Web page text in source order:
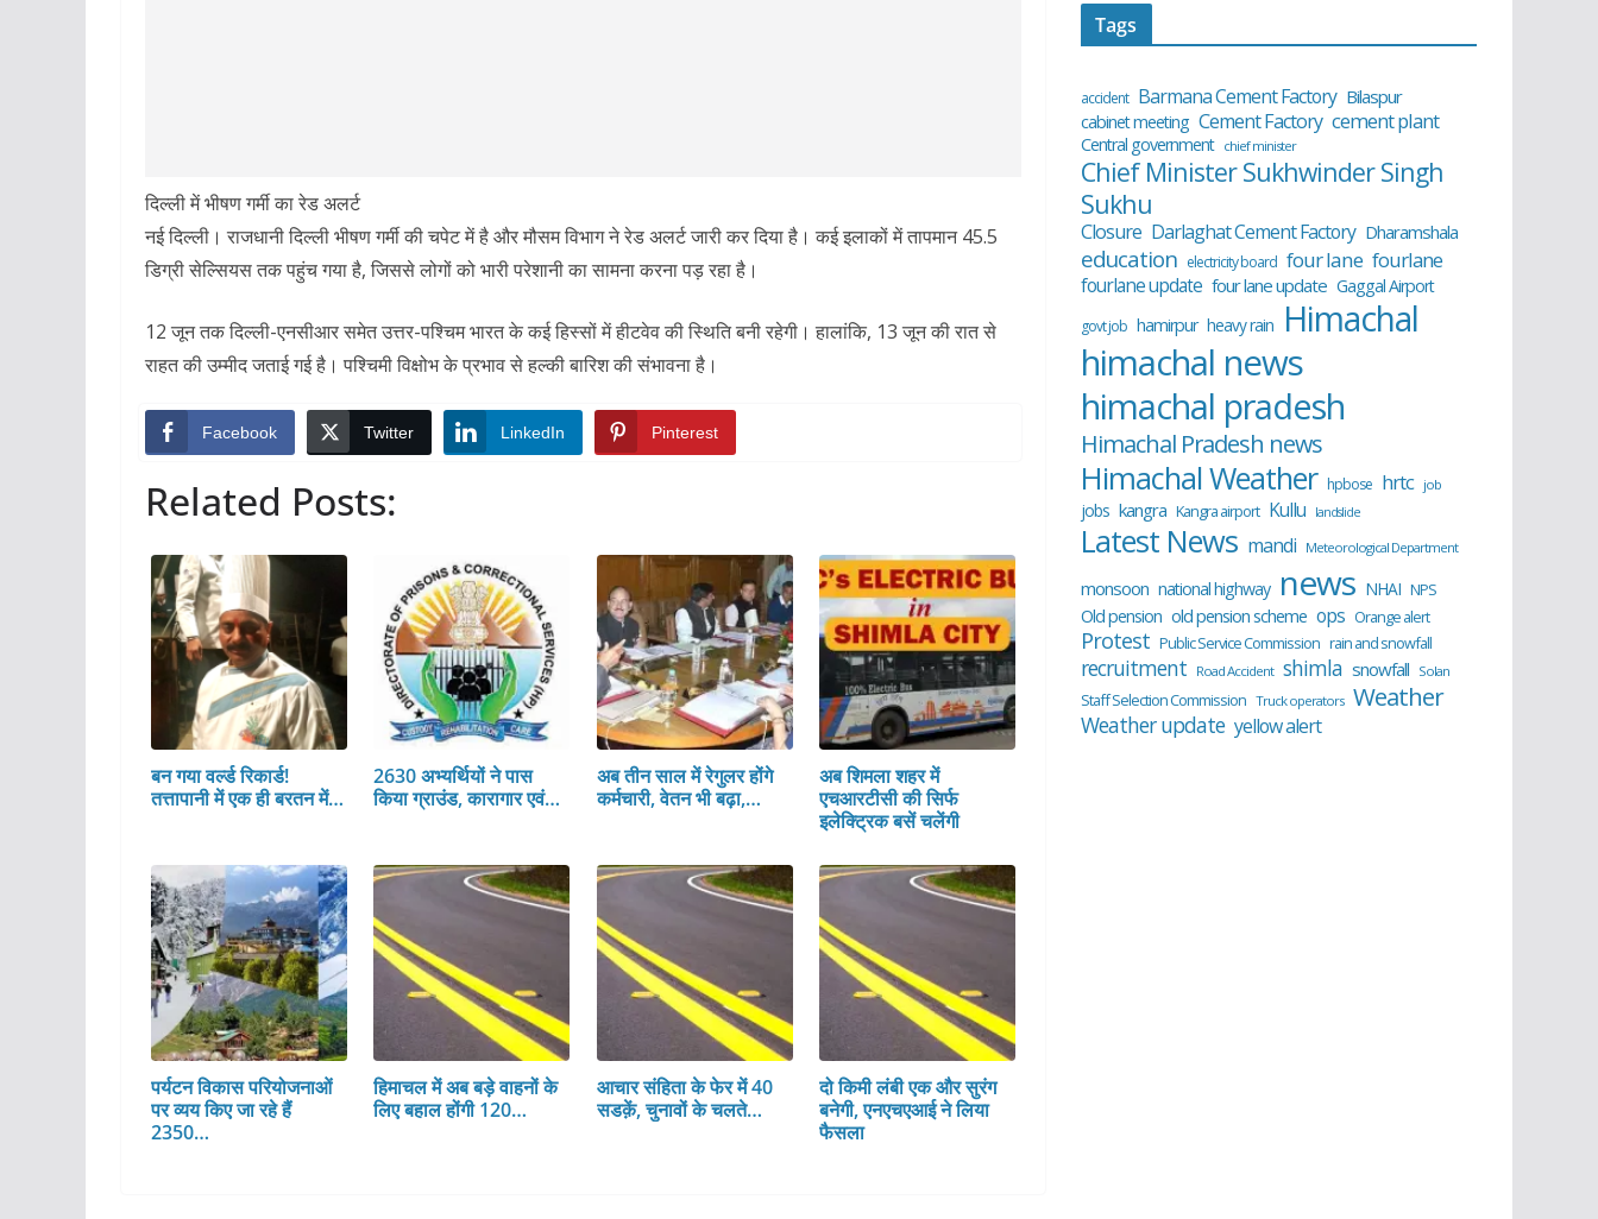
दिल्ली में भीषण गर्मी का रेड अलर्ट
नई दिल्ली। राजधानी दिल्ली भीषण गर्मी की चपेट में है और मौसम विभाग ने रेड अलर्ट जारी कर दिया है। कई इलाकों में तापमान 45.5
डिग्री सेल्सियस तक पहुंच गया है, जिससे लोगों को भारी परेशानी का सामना करना पड़ रहा है।
12 जून तक दिल्ली-एनसीआर समेत उत्तर-पश्चिम भारत के कई हिस्सों में हीटवेव की स्थिति बनी रहेगी। हालांकि, 13 जून की रात से
राहत की उम्मीद जताई गई है। पश्चिमी विक्षोभ के प्रभाव से हल्की बारिश की संभावना है।
Facebook Twitter LinkedIn Pinterest
Related Posts:
बन गया वर्ल्ड रिकार्ड!
तत्तापानी में एक ही बरतन में…
2630 अभ्यर्थियों ने पास
किया ग्राउंड, कारागार एवं…
अब तीन साल में रेगुलर होंगे
कर्मचारी, वेतन भी बढ़ा,…
अब शिमला शहर में
एचआरटीसी की सिर्फ
इलेक्ट्रिक बसें चलेंगी
पर्यटन विकास परियोजनाओं
पर व्यय किए जा रहे हैं
2350…
हिमाचल में अब बड़े वाहनों के
लिए बहाल होंगी 120…
आचार संहिता के फेर में 40
सडक़ें, चुनावों के चलते…
दो किमी लंबी एक और सुरंग
बनेगी, एनएचएआई ने लिया
फैसला
Tags
accident Barmana Cement Factory Bilaspur
cabinet meeting Cement Factory cement plant
Central government chief minister
Chief Minister Sukhwinder Singh
Sukhu
Closure Darlaghat Cement Factory Dharamshala
education electricity board four lane fourlane
fourlane update four lane update Gaggal Airport
govt job hamirpur heavy rain Himachal
himachal news
himachal pradesh
Himachal Pradesh news
Himachal Weather hpbose hrtc job
jobs kangra Kangra airport Kullu landslide
Latest News mandi Meteorological Department
monsoon national highway news NHAI NPS
Old pension old pension scheme ops Orange alert
Protest Public Service Commission rain and snowfall
recruitment Road Accident shimla snowfall Solan
Staff Selection Commission Truck operators Weather
Weather update yellow alert